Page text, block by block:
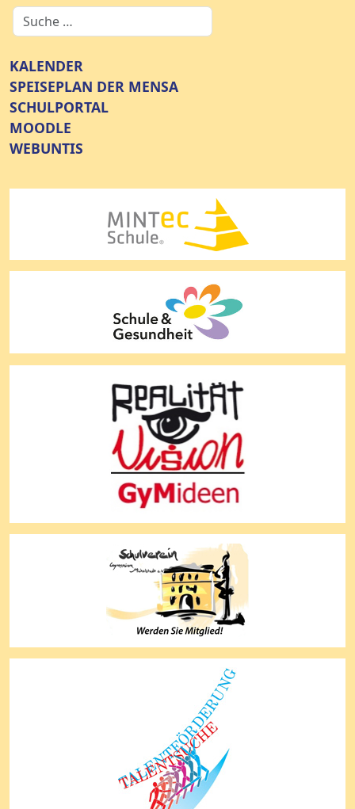
KALENDER
SPEISEPLAN DER MENSA
SCHULPORTAL
MOODLE
WEBUNTIS